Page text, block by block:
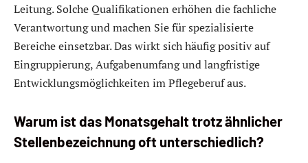
Leitung. Solche Qualifikationen erhöhen die fachliche
Verantwortung und machen Sie für spezialisierte
Bereiche einsetzbar. Das wirkt sich häufig positiv auf
Eingruppierung, Aufgabenumfang und langfristige
Entwicklungsmöglichkeiten im Pflegeberuf aus.
Warum ist das Monatsgehalt trotz ähnlicher
Stellenbezeichnung oft unterschiedlich?